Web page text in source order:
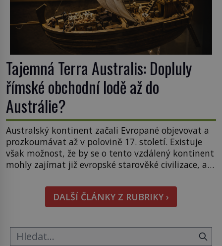
Tajemná Terra Australis: Dopluly
římské obchodní lodě až do
Austrálie?
Australský kontinent začali Evropané objevovat a
prozkoumávat až v polovině 17. století. Existuje
však možnost, že by se o tento vzdálený kontinent
mohly zajímat již evropské starověké civilizace, a
zakreslovali do map záhadný kontinent Terra
Australis – Jižní zemi. Proč? Do jisté míry to byl
smysl pro […]
DALŠÍ ČLÁNKY Z RUBRIKY ›